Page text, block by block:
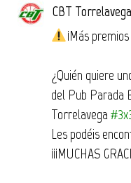
CBT Torrelavega
¡Más
¿Quién quiere
del Pub Parada
Torrelavega
Les podéis
¡¡¡MUCHAS